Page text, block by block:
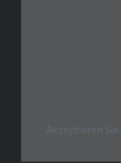
Akzeptieren Sie